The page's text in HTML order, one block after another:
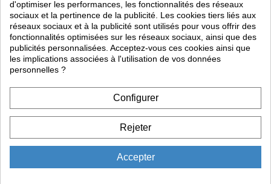
PRATIQUE
LIENS
d'optimiser les performances, les fonctionnalités des réseaux
sociaux et la pertinence de la publicité. Les cookies tiers liés aux
réseaux sociaux et à la publicité sont utilisés pour vous offrir des
fonctionnalités optimisées sur les réseaux sociaux, ainsi que des
publicités personnalisées. Acceptez-vous ces cookies ainsi que
les implications associées à l'utilisation de vos données
personnelles ?
Configurer
Rejeter
Accepter